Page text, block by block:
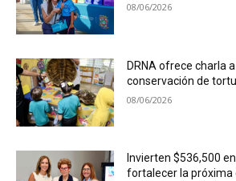
08/06/2026
DRNA ofrece charla
conservación de
08/06/2026
Invierten $536,500
fortalecer la próxima